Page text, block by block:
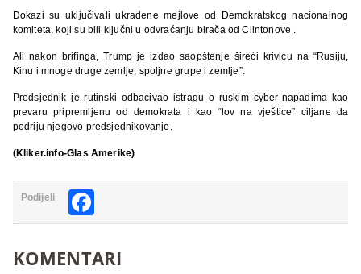
Dokazi su uključivali ukradene mejlove od Demokratskog nacionalnog
komiteta, koji su bili ključni u odvraćanju birača od Clintonove .
Ali nakon brifinga, Trump je izdao saopštenje šireći krivicu na “Rusiju,
Kinu i mnoge druge zemlje, spoljne grupe i zemlje”.
Predsjednik je rutinski odbacivao istragu o ruskim cyber-napadima kao
prevaru pripremljenu od demokrata i kao “lov na vještice” ciljane da
podriju njegovo predsjednikovanje.
(Kliker.info-Glas Amerike)
Podijeli
KOMENTARI